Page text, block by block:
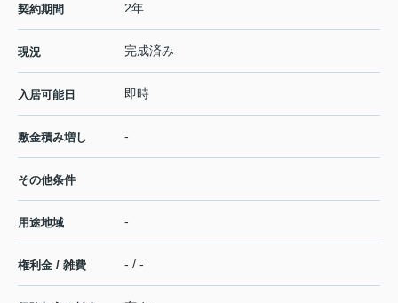
契約期間 2年
現況 完成済み
入居可能日 即時
敷金積み増し -
その他条件
用途地域 -
権利金 / 雑費 - / -